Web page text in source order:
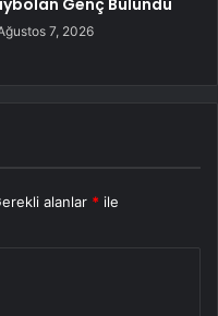
7, 2026
alanlar * ile